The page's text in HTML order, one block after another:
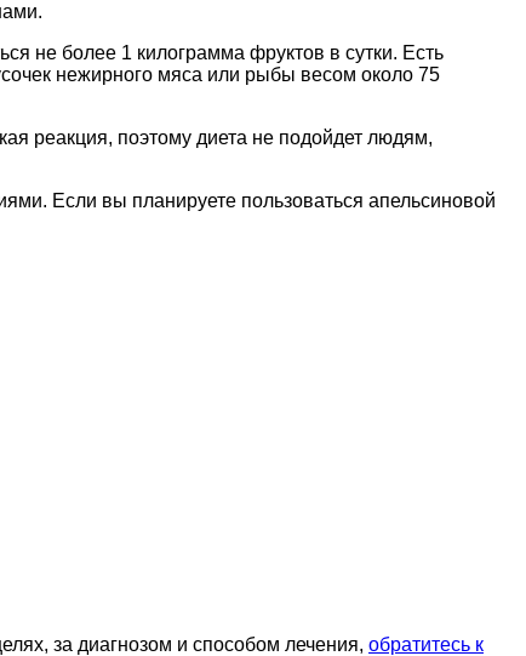
не более 1 килограмма фруктов в сутки. Есть
нежирного мяса или рыбы весом около 75
реакция, поэтому диета не подойдет людям,
Если вы планируете пользоваться апельсиновой
за диагнозом и способом лечения, обратитесь к